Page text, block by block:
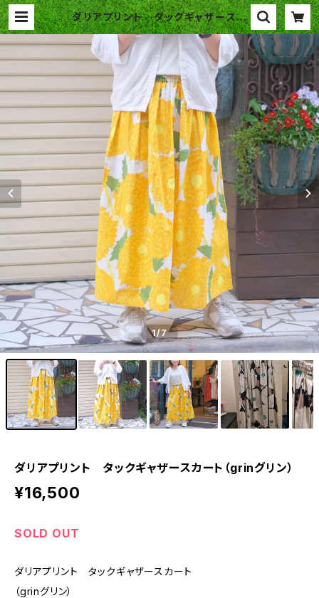
ダリアプリント タックギャザースカ
ート（grinグリン） | Blue Garden
Plus
1/7
ダリアプリント タックギャザースカート（grinグリン）
¥16,500
SOLD OUT
ダリアプリント タックギャザースカート
（grinグリン）